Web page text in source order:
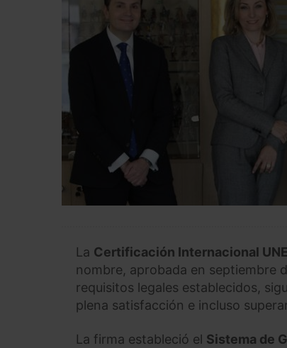
La Certificación Internacional
nombre, aprobada en septiembre
requisitos legales establecidos,
plena satisfacción e incluso
La firma estableció el Sistema de